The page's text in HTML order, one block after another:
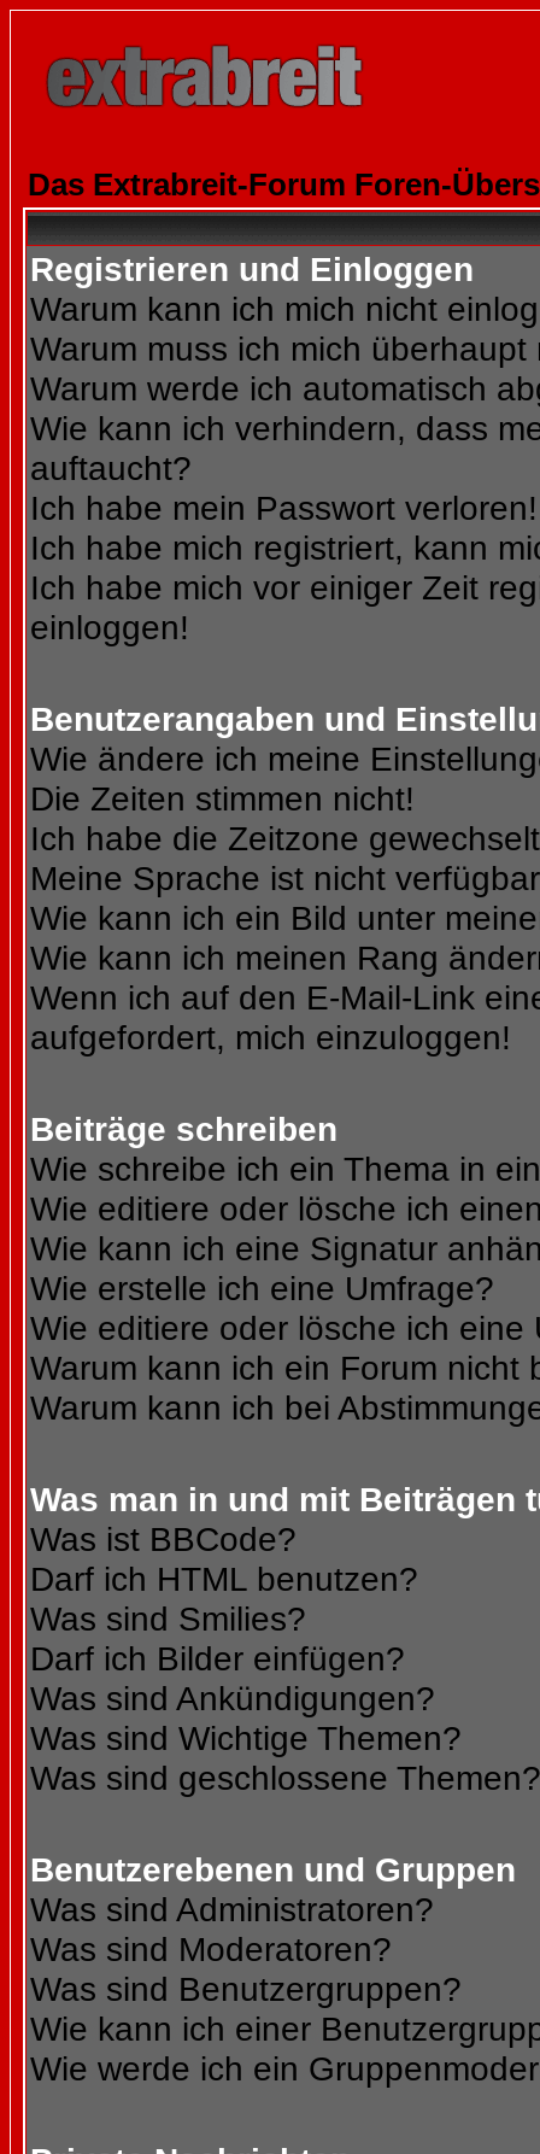
Das Extrabreit-Forum Foren-
Registrieren und Einloggen
Warum kann ich mich nicht
Warum muss ich mich überhaupt
Warum werde ich automatisch
Wie kann ich verhindern, dass
auftaucht?
Ich habe mein Passwort verloren!
Ich habe mich registriert, kann
Ich habe mich vor einiger Zeit
einloggen!
Benutzerangaben und
Wie ändere ich meine
Die Zeiten stimmen nicht!
Ich habe die Zeitzone
Meine Sprache ist nicht
Wie kann ich ein Bild unter
Wie kann ich meinen Rang
Wenn ich auf den E-Mail-Link
aufgefordert, mich einzuloggen!
Beiträge schreiben
Wie schreibe ich ein Thema in
Wie editiere oder lösche ich
Wie kann ich eine Signatur
Wie erstelle ich eine Umfrage?
Wie editiere oder lösche ich eine
Warum kann ich ein Forum nicht
Warum kann ich bei
Was man in und mit Beiträgen
Was ist BBCode?
Darf ich HTML benutzen?
Was sind Smilies?
Darf ich Bilder einfügen?
Was sind Ankündigungen?
Was sind Wichtige Themen?
Was sind geschlossene Themen?
Benutzerebenen und Gruppen
Was sind Administratoren?
Was sind Moderatoren?
Was sind Benutzergruppen?
Wie kann ich einer
Wie werde ich ein